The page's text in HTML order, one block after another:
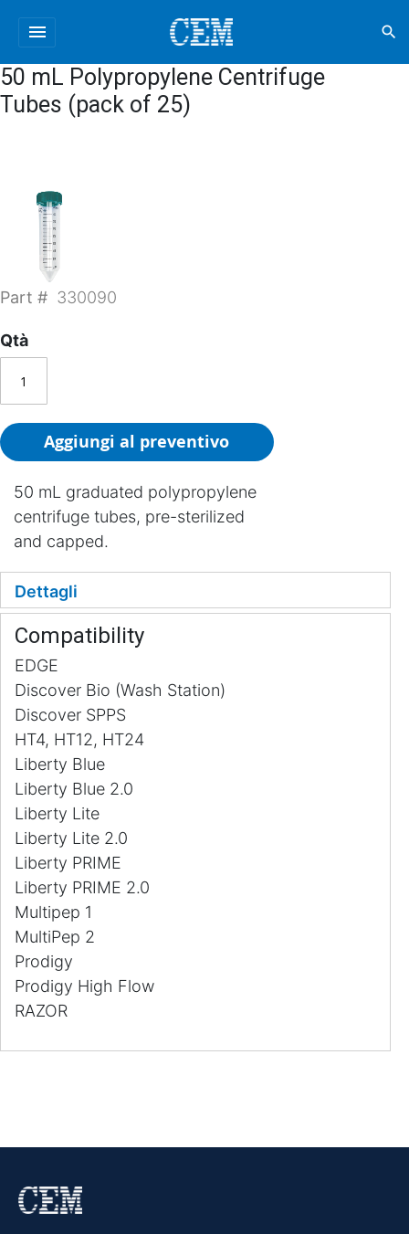
menu search
50 mL Polypropylene Centrifuge
Tubes (pack of 25)
Part # 330090
Qtà
Aggiungi al preventivo
50 mL graduated polypropylene
centrifuge tubes, pre-sterilized
and capped.
Dettagli
Compatibility
EDGE
Discover Bio (Wash Station)
Discover SPPS
HT4, HT12, HT24
Liberty Blue
Liberty Blue 2.0
Liberty Lite
Liberty Lite 2.0
Liberty PRIME
Liberty PRIME 2.0
Multipep 1
MultiPep 2
Prodigy
Prodigy High Flow
RAZOR